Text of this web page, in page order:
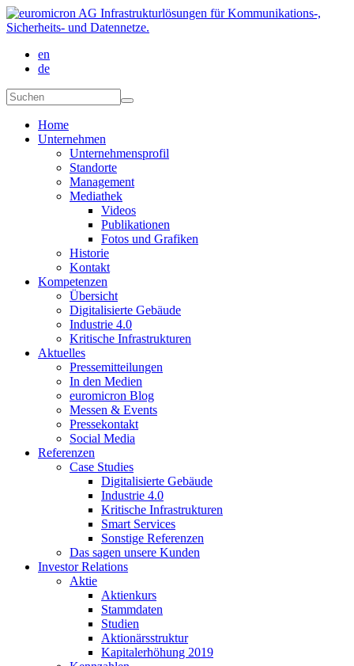
Direkt zum Inhalt
en
de
Home
Unternehmen
Unternehmensprofil
Standorte
Management
Mediathek
Videos
Publikationen
Fotos und Grafiken
Historie
Kontakt
Kompetenzen
Übersicht
Digitalisierte Gebäude
Industrie 4.0
Kritische Infrastrukturen
Aktuelles
Pressemitteilungen
In den Medien
euromicron Blog
Messen & Events
Pressekontakt
Social Media
Referenzen
Case Studies
Digitalisierte Gebäude
Industrie 4.0
Kritische Infrastrukturen
Smart Services
Sonstige Referenzen
Das sagen unsere Kunden
Investor Relations
Aktie
Aktienkurs
Stammdaten
Studien
Aktionärsstruktur
Kapitalerhöhung 2019